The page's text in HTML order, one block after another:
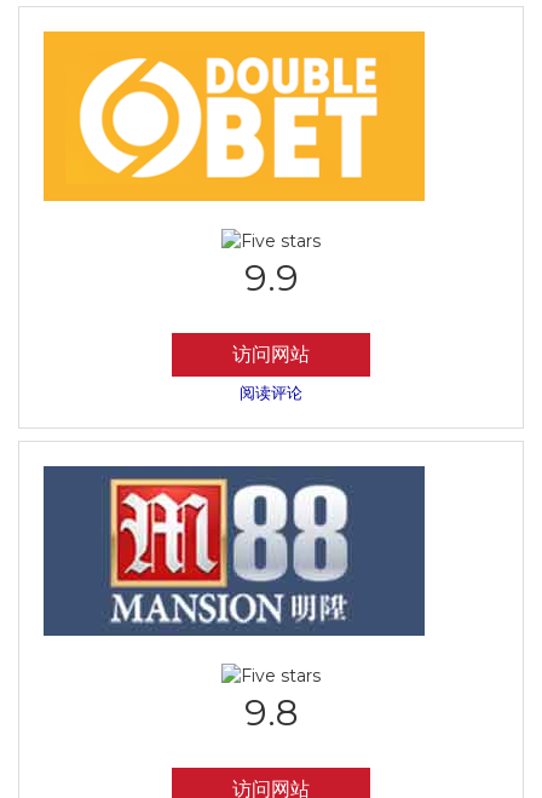
9.9
访问网站
阅读评论
9.8
访问网站